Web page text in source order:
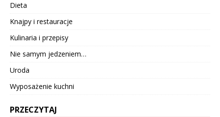
Dieta
Knajpy i restauracje
Kulinaria i przepisy
Nie samym jedzeniem…
Uroda
Wyposażenie kuchni
PRZECZYTAJ